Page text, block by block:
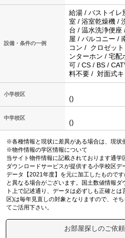
設備・条件の一例
給湯 / バストイレ
室 / 浴室乾燥機 /
台 / 温水洗浄便
屋 / バルコニー /
コン / クロゼッ
ンターホン / 宅配
可 / CS / BS /
料不要 / 対面式
小学校区
()
中学校区
()
※各種情報と現状に差異がある場合は、現状
※物件情報の学区情報について
当サイト物件情報に記載されております通
ダウンロードサービスが提供する小学校区
データ【2021年度】を元に加工したもので
と異なる場合がございます。国土数値情報ダ
ト上で記述通り、データは必ずしも正確と
区)は毎年見直しの対象となりますので、そ
てご活用下さい。
お部屋探しのご依